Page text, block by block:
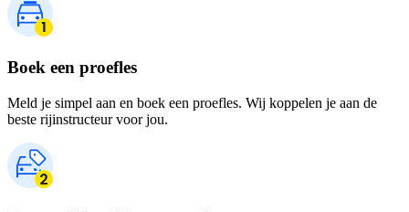
Boek een proefles
Meld je simpel aan en boek een proefles. Wij koppelen je aan de
beste rijinstructeur voor jou.